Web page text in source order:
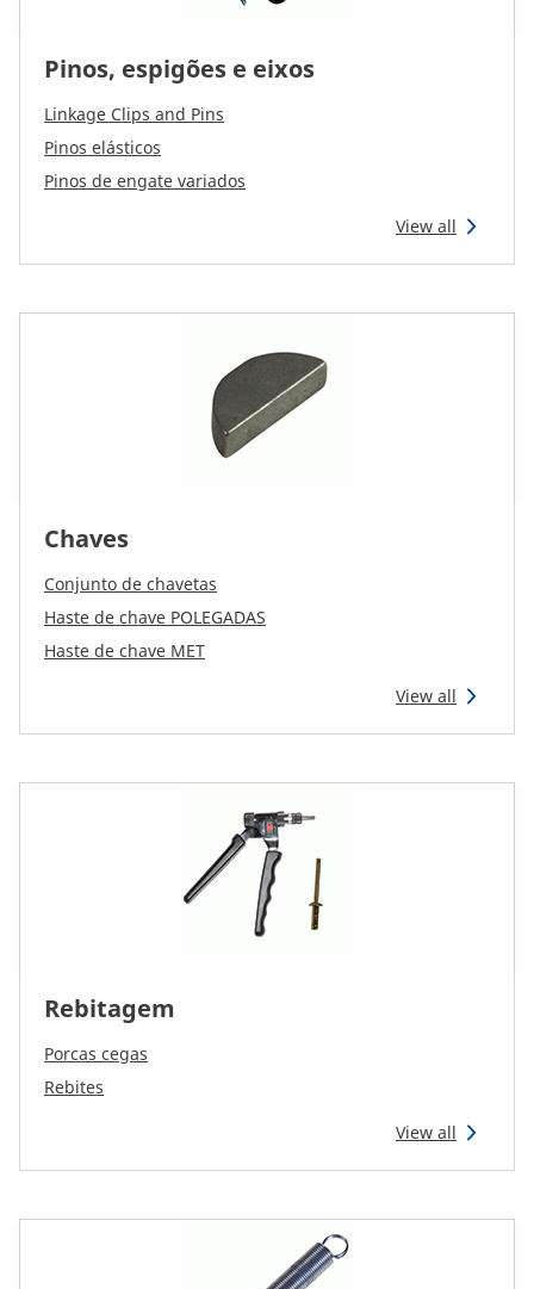
Pinos, espigões e eixos
Linkage Clips and Pins
Pinos elásticos
Pinos de engate variados
View all
Chaves
Conjunto de chavetas
Haste de chave POLEGADAS
Haste de chave MET
View all
Rebitagem
Porcas cegas
Rebites
View all